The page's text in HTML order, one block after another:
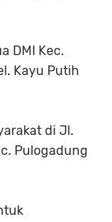
DMI Kec.
Kayu Putih
di Jl.
Pulogadung